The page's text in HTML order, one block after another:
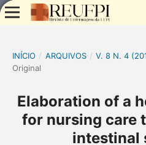
INÍCIO / ARQUIVOS / V. 8 N. 4
Original
Elaboration of a
for nursing care
intestinal